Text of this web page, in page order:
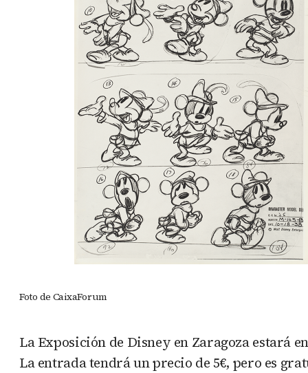
Foto de CaixaForum
La Exposición de Disney en Zaragoza estará
La entrada tendrá un precio de 5€, pero es